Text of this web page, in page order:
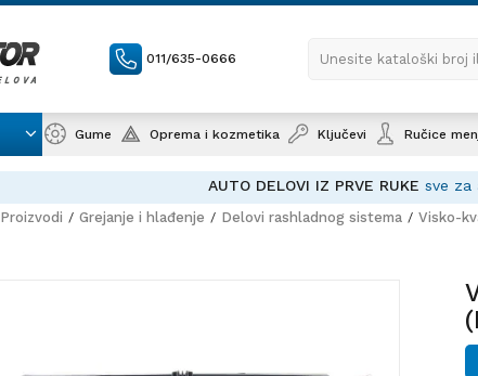
011/635-0666 Unesite kataloški broj
Gume Oprema i kozmetika Ključevi Ručice
AUTO DELOVI IZ PRVE RUKE sve za
Proizvodi Grejanje i hlađenje Delovi rashladnog sistema Visko-